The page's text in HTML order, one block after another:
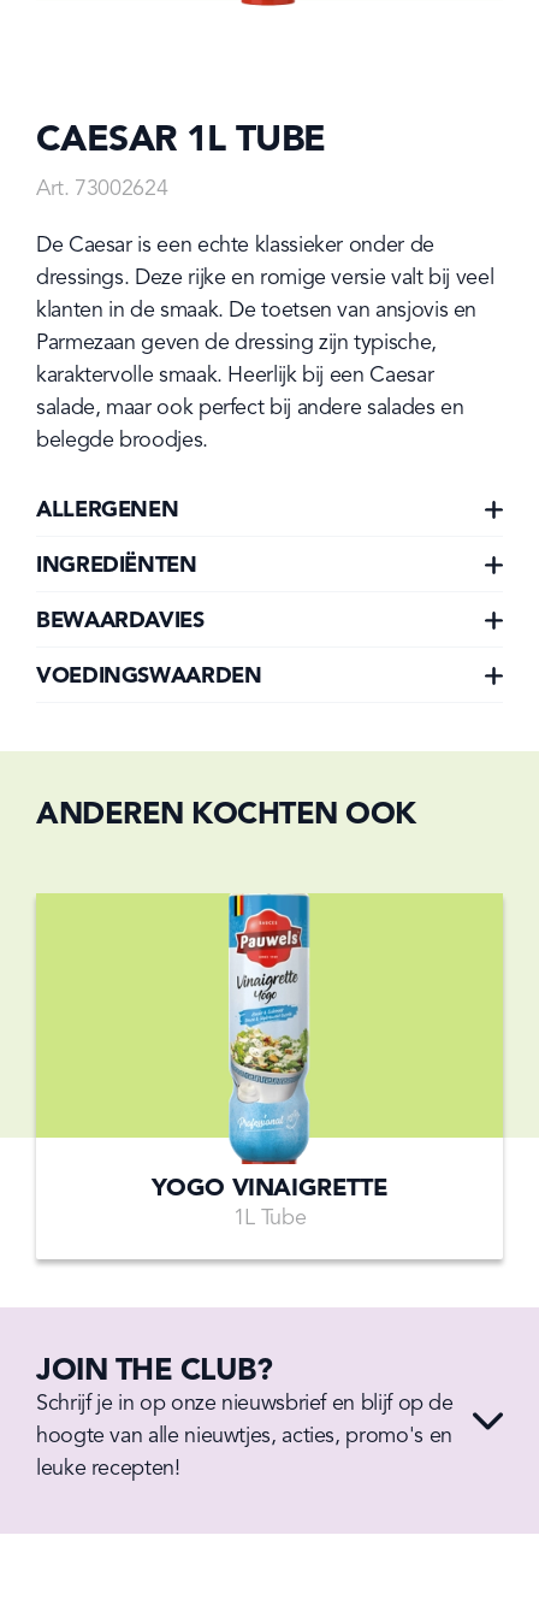
CAESAR 1L TUBE
Art. 73002624
De Caesar is een echte klassieker onder de
dressings. Deze rijke en romige versie valt bij veel
klanten in de smaak. De toetsen van ansjovis en
Parmezaan geven de dressing zijn typische,
karaktervolle smaak. Heerlijk bij een Caesar
salade, maar ook perfect bij andere salades en
belegde broodjes.
ALLERGENEN
INGREDIËNTEN
BEWAARDAVIES
VOEDINGSWAARDEN
ANDEREN KOCHTEN OOK
YOGO VINAIGRETTE
1L Tube
JOIN THE CLUB?
Schrijf je in op onze nieuwsbrief en blijf op de
hoogte van alle nieuwtjes, acties, promo's en
leuke recepten!